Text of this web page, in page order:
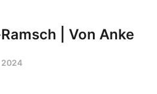
| Von Anke